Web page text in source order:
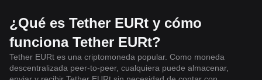
¿Qué es Tether EURt y cómo
funciona Tether EURt?
Tether EURt es una criptomoneda popular. Como moneda
descentralizada peer-to-peer, cualquiera puede almacenar,